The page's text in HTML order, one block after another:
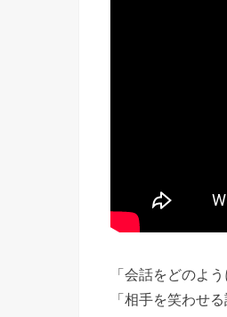
「会話をどのよ
「相手を笑わせ